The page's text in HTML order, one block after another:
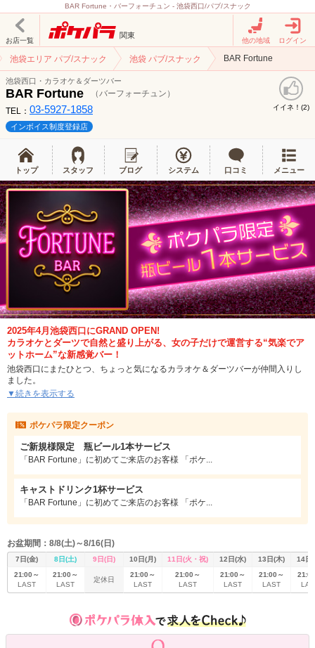
BAR Fortune・バーフォーチュン - 池袋西口/パブ/スナック
お店一覧
関東
他の地域 ログイン
池袋エリア パブ/スナック 池袋 パブ/スナック BAR Fortune
池袋西口・カラオケ＆ダーツバー
BAR Fortune
（バーフォーチュン）
TEL： 03-5927-1858 イイネ！(2)
インボイス制度登録店
トップ スタッフ ブログ システム 口コミ メニュー
2025年4月池袋西口にGRAND OPEN!
カラオケとダーツで自然と盛り上がる、女の子だけで運営する“気楽でア
ットホーム”な新感覚バー！
池袋西口にまたひとつ、ちょっと気になるカラオケ＆ダーツバーが仲間入りし
ました。
お店の名前は「BAR Fortune（フォーチュン）」
らえたら”という想いを込めた完全新規オープンのバーです。
でも、まったくのゼロからではありません。
実は同じ池袋西口にある人気ラウンジ「7LUCK」の系列店！
だからこそ、新店でも安心感はバッチリ♪
ちゃんと知ってる人たちが運営しているので、初めての方もふらっと立ち寄り
やすいお店になっています。
ビルの2階なので、ふらっと階段を上がって扉を開けると、そこに広がるのは木
のぬくもりと優しい光に包まれたナチュラルな空間♪
オレンジのソファにウッドテーブル、ほんのり南国っぽさを感じるカジュアル
な店内は、どこか“友達の家みたいな安心感”もありつつ、“ちょっとおしゃれな
秘密基地”のようでもあります。
女の子だけで運営してるお店なんです！
あるから、キャスト同士の仲もとってもいいんです。
お客様とスタッフが一緒になってワイワイできるアットホームでちょっとだけ
▼続きを表示する
ポケパラ限定クーポン
ご新規様限定 瓶ビール1本サービス
「BAR Fortune」に初めてご来店のお客様 「ポケ...
キャストドリンク1杯サービス
「BAR Fortune」に初めてご来店のお客様 「ポケ...
お盆期間：8/8(土)～8/16(日)
7日(金) 8日(土) 9日(日) 10日(月) 11日(火・祝) 12日(水) 13日(木)
14日
21:00～
LAST
21:00～
LAST
定休日
21:00～
LAST
21:00～
LAST
21:00～
LAST
21:00～
LAST